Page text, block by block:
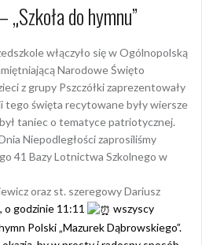
do hymnu”
włączyło się w Ogólnopolską
Narodowe Święto
z grupy Pszczółki zaprezentowały
tego święta recytowane były wiersze
taniec o tematyce patriotycznej.
Niepodległości zaprosiliśmy
41 Bazy Lotnictwa Szkolnego w
oraz st. szeregowy Dariusz
o godzinie 11:11
wszyscy
Polski „Mazurek Dąbrowskiego”.